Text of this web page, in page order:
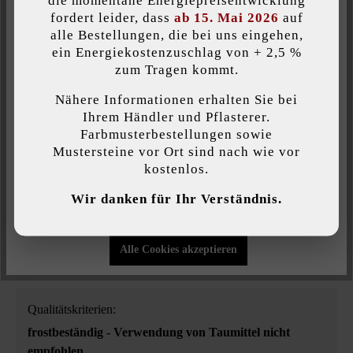
strukturiert
Produktart:
Zaun- & Mauersteine
Veredelung:
Gartenmauern, Hochbeete, Säulen & Pfeiler, Zäune
Qualitätskriterien:
frostbeständig - Verwendung von Taumittel nicht
Individuelle Cookies akzeptieren
Funktionalität bieten zu können...Mehr Informationen
Individuelle Einstellungen
Alle Cookies akzeptieren
fordert leider, dass ab 15. Mai 2026 auf
alle Bestellungen, die bei uns eingehen,
ein Energiekostenzuschlag von + 2,5 %
zum Tragen kommt.
Nähere Informationen erhalten Sie bei
Ihrem Händler und Pflasterer.
Farbmusterbestellungen sowie
Mustersteine vor Ort sind nach wie vor
kostenlos.
Wir danken für Ihr Verständnis.